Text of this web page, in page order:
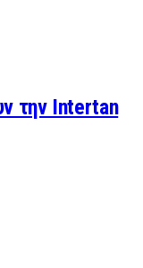
την Intertan